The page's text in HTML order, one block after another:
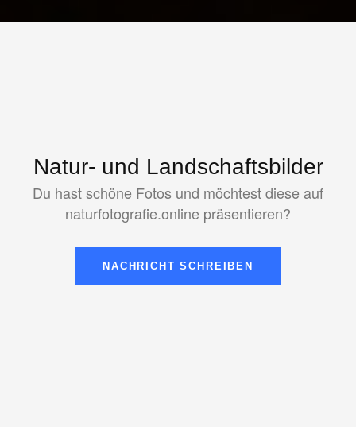
Natur- und Landschaftsbilder
Du hast schöne Fotos und möchtest diese auf
naturfotografie.online präsentieren?
NACHRICHT SCHREIBEN